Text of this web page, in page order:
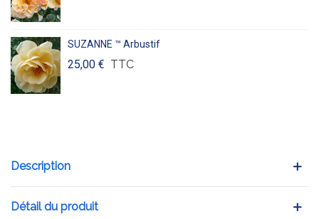
SUZANNE ™ Arbustif
25,00 € TTC
Description
Détail du produit